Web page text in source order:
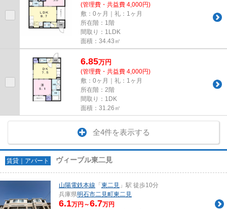
(管理費・共益費 4,000円)
敷：0ヶ月｜礼：1ヶ月
所在階：1階
間取り：1LDK
面積：34.43㎡
6.85万円
(管理費・共益費 4,000円)
敷：0ヶ月｜礼：1ヶ月
所在階：2階
間取り：1DK
面積：31.26㎡
全4件を表示する
賃貸｜アパート ヴィーブル東二見
山陽電鉄本線 「 東二見 」駅 徒歩10分
兵庫県明石市二見町東二見
6.1万円～6.7万円